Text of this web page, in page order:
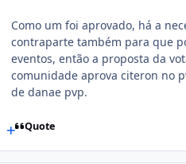
Como um foi aprovado, há a
contraparte também para que
eventos, então a proposta da
comunidade aprova citeron no
de danae pvp.
Quote